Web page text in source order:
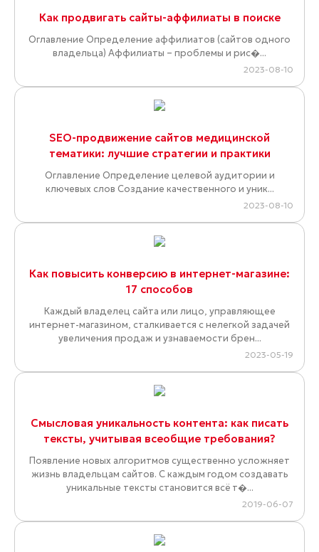
Как продвигать сайты-аффилиаты в поиске
Оглавление Определение аффилиатов (сайтов одного
владельца) Аффилиаты – проблемы и рис�...
2023-08-10
SEO-продвижение сайтов медицинской
тематики: лучшие стратегии и практики
Оглавление Определение целевой аудитории и
ключевых слов Создание качественного и уник...
2023-08-10
Как повысить конверсию в интернет-магазине:
17 способов
Каждый владелец сайта или лицо, управляющее
интернет-магазином, сталкивается с нелегкой задачей
увеличения продаж и узнаваемости брен...
2023-05-19
Смысловая уникальность контента: как писать
тексты, учитывая всеобщие требования?
Появление новых алгоритмов существенно усложняет
жизнь владельцам сайтов. С каждым годом создавать
уникальные тексты становится всё т�...
2019-06-07